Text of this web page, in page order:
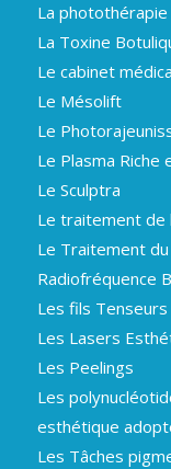
La photothérapie
La Toxine
Le cabinet
Le Mésolift
Le
Le Plasma Riche
Le Sculptra
Le traitement de
Le Traitement
Radiofréquence
Les fils Tenseurs
Les Lasers
Les Peelings
Les
esthétique
Les Tâches